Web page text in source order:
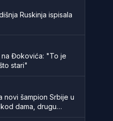
Ruskinja ispisala
na Đokovića: "To je
stari"
novi šampion Srbije u
dama, drugu